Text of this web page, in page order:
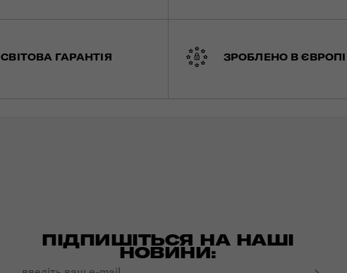
СВІТОВА ГАРАНТІЯ ЗРОБЛЕНО В ЄВРОПІ
ПІДПИШІТЬСЯ НА НАШІ
НОВИНИ: